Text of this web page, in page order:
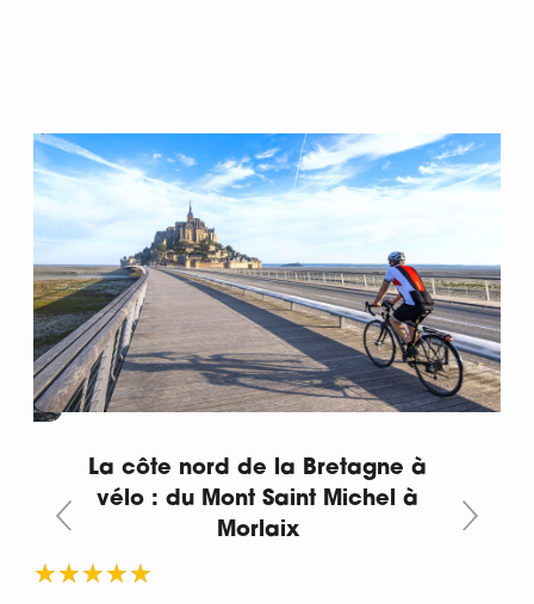
La côte nord de la Bretagne à
vélo : du Mont Saint Michel à
Morlaix